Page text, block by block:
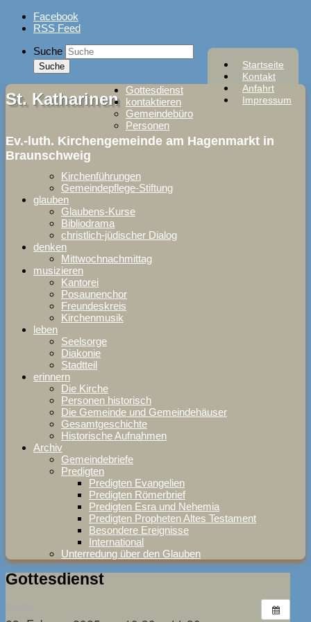
Skip
Facebook
RSS Feed
Startseite
Kontakt
Anfahrt
Impressum
Suche
St. Katharinen
Ev.-luth. Kirchengemeinde am Hagenmarkt in
Braunschweig
Gottesdienst
kontaktieren
Gemeindebüro
Personen
Kirchenführungen
Gemeindepflege-Stiftung
glauben
Glaubens-Kurse
Bibliodrama
christlich-jüdischer Dialog
denken
Mittwochnachmittag
musizieren
Kantorei
Posaunenchor
Freundeskreis
Kirchenmusik
leben
Seelsorge
Diakonie
Stadtteil
erinnern
Die Kirche
Personen historisch
Die Gemeinde und Gemeindehäuser
Gesamtgeschichte
Historische Aufnahmen
Archiv
Gemeindebriefe
Predigten
Predigten Evangelien
Predigten Römerbrief
Predigten Esra und Nehemia
Predigten Propheten Altes Testament
Besondere Ereignisse
International
Unterredung über den Glauben
Gottesdienst